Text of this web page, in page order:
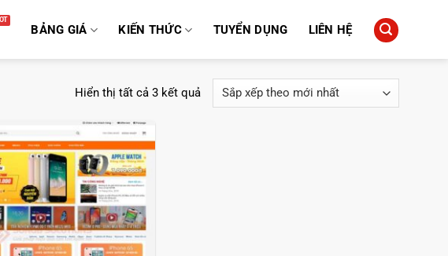
BẢNG GIÁ KIẾN THỨC TUYỂN DỤNG LIÊN HỆ
Hiển thị tất cả 3 kết quả
sắp